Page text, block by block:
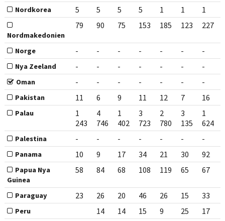
Nordkorea 5 5 5 5 1 1 1
Nordmakedonien
79 90 75 153 185 123 227
Norge - - - - - - -
Nya Zeeland - - - - - - -
Oman - - - - - - -
Pakistan 11 6 9 11 12 7 16
Palau
1
243
4
746
1
402
3
723
2
780
3
135
1
624
Palestina - - - - - - -
Panama 10 9 17 34 21 30 92
Papua Nya
Guinea
58 84 68 108 119 65 67
Paraguay 23 26 20 46 26 15 33
Peru 14 14 15 9 25 17